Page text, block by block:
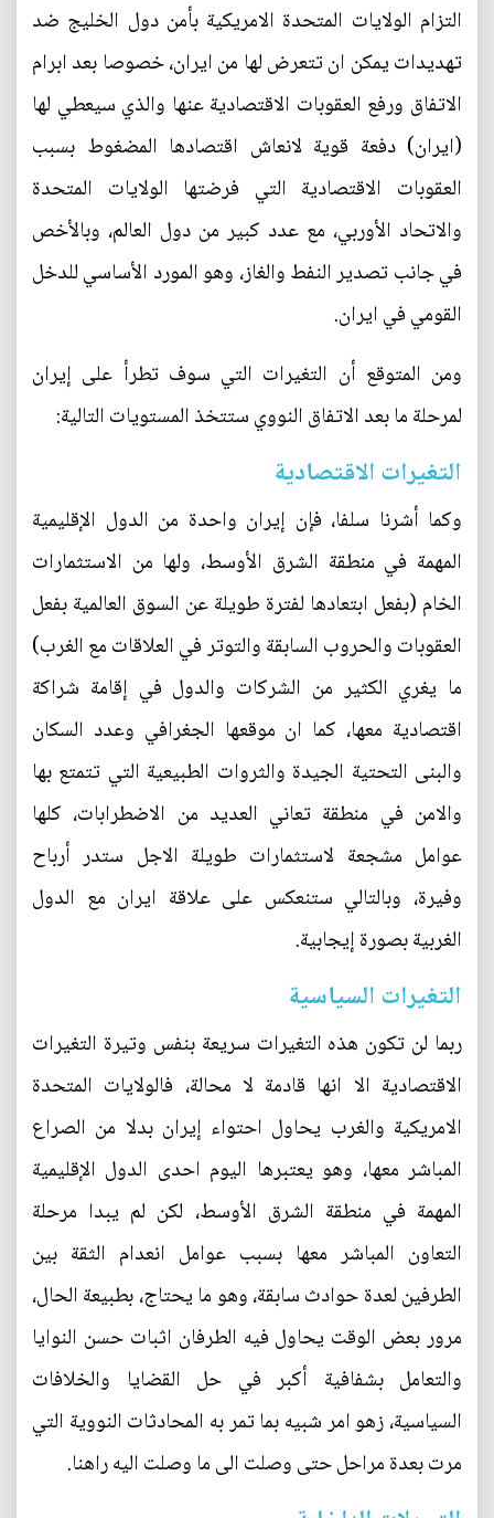
التزام الولايات المتحدة الامريكية بأمن دول الخليج ضد
تهديدات يمكن ان تتعرض لها من ايران، خصوصا بعد ابرام
الاتفاق ورفع العقوبات الاقتصادية عنها والذي سيعطي لها
(ايران) دفعة قوية لانعاش اقتصادها المضغوط بسبب
العقوبات الاقتصادية التي فرضتها الولايات المتحدة
والاتحاد الأوربي، مع عدد كبير من دول العالم، وبالأخص
في جانب تصدير النفط والغاز، وهو المورد الأساسي للدخل
القومي في ايران.
ومن المتوقع أن التغيرات التي سوف تطرأ على إيران
لمرحلة ما بعد الاتفاق النووي ستتخذ المستويات التالية:
التغيرات الاقتصادية
وكما أشرنا سلفا، فإن إيران واحدة من الدول الإقليمية
المهمة في منطقة الشرق الأوسط، ولها من الاستثمارات
الخام (بفعل ابتعادها لفترة طويلة عن السوق العالمية بفعل
العقوبات والحروب السابقة والتوتر في العلاقات مع الغرب)
ما يغري الكثير من الشركات والدول في إقامة شراكة
اقتصادية معها، كما ان موقعها الجغرافي وعدد السكان
والبنى التحتية الجيدة والثروات الطبيعية التي تتمتع بها
والامن في منطقة تعاني العديد من الاضطرابات، كلها
عوامل مشجعة لاستثمارات طويلة الاجل ستدر أرباح
وفيرة، وبالتالي ستنعكس على علاقة ايران مع الدول
الغربية بصورة إيجابية.
التغيرات السياسية
ربما لن تكون هذه التغيرات سريعة بنفس وتيرة التغيرات
الاقتصادية الا انها قادمة لا محالة، فالولايات المتحدة
الامريكية والغرب يحاول احتواء إيران بدلا من الصراع
المباشر معها، وهو يعتبرها اليوم احدى الدول الإقليمية
المهمة في منطقة الشرق الأوسط، لكن لم يبدا مرحلة
التعاون المباشر معها بسبب عوامل انعدام الثقة بين
الطرفين لعدة حوادث سابقة، وهو ما يحتاج، بطبيعة الحال،
مرور بعض الوقت يحاول فيه الطرفان اثبات حسن النوايا
والتعامل بشفافية أكبر في حل القضايا والخلافات
السياسية، زهو امر شبيه بما تمر به المحادثات النووية التي
مرت بعدة مراحل حتى وصلت الى ما وصلت اليه راهنا.